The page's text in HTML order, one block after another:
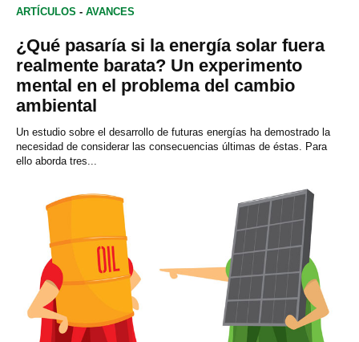
ARTÍCULOS - AVANCES
¿Qué pasaría si la energía solar fuera
realmente barata? Un experimento
mental en el problema del cambio
ambiental
Un estudio sobre el desarrollo de futuras energías ha demostrado la
necesidad de considerar las consecuencias últimas de éstas. Para
ello aborda tres...